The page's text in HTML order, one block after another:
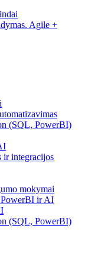
Agile +
(SQL, PowerBI)
ir integracijos
mokymai
PowerBI ir AI
(SQL, PowerBI)